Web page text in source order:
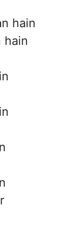
hain
hain